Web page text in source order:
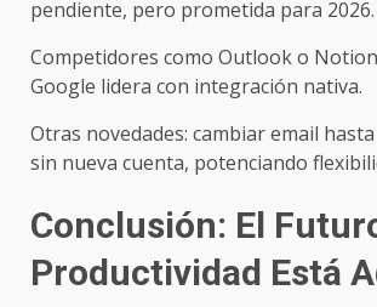
pendiente, pero prometida para 2026.
Competidores como Outlook o
Google lidera con integración nativa.
Otras novedades: cambiar email
sin nueva cuenta, potenciando
Conclusión: El
Productividad Está